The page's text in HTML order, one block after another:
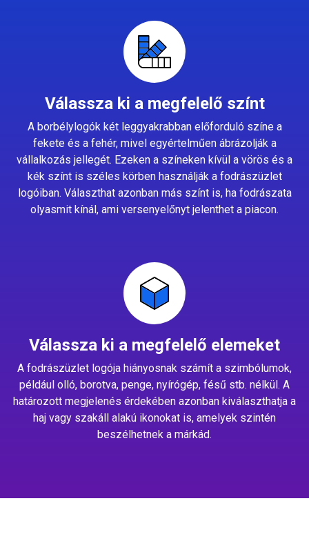
Válassza ki a megfelelő színt
A borbélylogók két leggyakrabban előforduló színe a
fekete és a fehér, mivel egyértelműen ábrázolják a
vállalkozás jellegét. Ezeken a színeken kívül a vörös és a
kék színt is széles körben használják a fodrászüzlet
logóiban. Választhat azonban más színt is, ha fodrászata
olyasmit kínál, ami versenyelőnyt jelenthet a piacon.
Válassza ki a megfelelő elemeket
A fodrászüzlet logója hiányosnak számít a szimbólumok,
például olló, borotva, penge, nyírógép, fésű stb. nélkül. A
határozott megjelenés érdekében azonban kiválaszthatja a
haj vagy szakáll alakú ikonokat is, amelyek szintén
beszélhetnek a márkád.